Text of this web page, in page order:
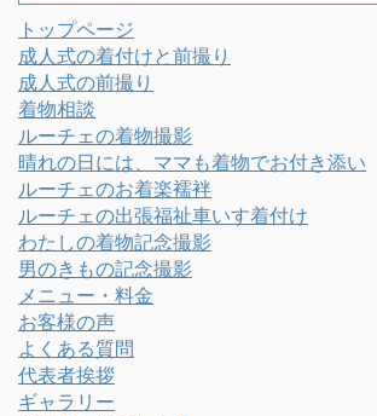
トップページ
成人式の着付けと前撮り
成人式の前撮り
着物相談
ルーチェの着物撮影
晴れの日には、ママも着物でお付き添い
ルーチェのお着楽襦袢
ルーチェの出張福祉車いす着付け
わたしの着物記念撮影
男のきもの記念撮影
メニュー・料金
お客様の声
よくある質問
代表者挨拶
ギャラリー